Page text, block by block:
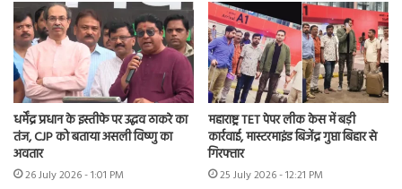
धर्मेंद्र प्रधान के इस्तीफे पर उद्धव ठाकरे का
तंज, CJP को बताया असली विष्णु का
अवतार
26 July 2026 - 1:01 PM
महाराष्ट्र TET पेपर लीक केस में बड़ी
कार्रवाई, मास्टरमाइंड बिजेंद्र गुप्ता बिहार से
गिरफ्तार
25 July 2026 - 12:21 PM